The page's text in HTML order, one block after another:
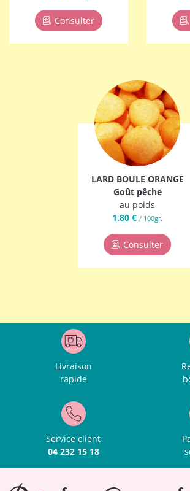
Consulter
LARD BOULE ORANGE
Goût pêche
au poids
1.80 € / 100gr.
Consulter
Livraison
rapide
Service client
04 232 15 18